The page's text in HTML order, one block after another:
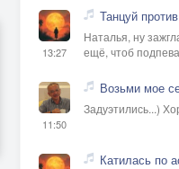
13:27
Танцуй
Наталья, ну
ещё, чтоб
11:50
Возьми мое
Задуэтились...)
Катилась по